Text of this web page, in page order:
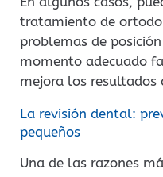
tratamiento de
problemas de
momento adecuado
mejora los resultados
La revisión dental:
pequeños
Una de las razones